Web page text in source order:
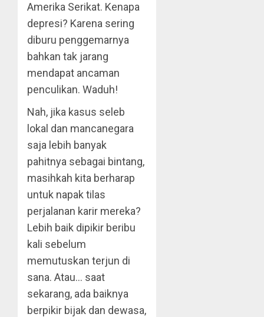
Amerika Serikat. Kenapa
depresi? Karena sering
diburu penggemarnya
bahkan tak jarang
mendapat ancaman
penculikan. Waduh!
Nah, jika kasus seleb
lokal dan mancanegara
saja lebih banyak
pahitnya sebagai bintang,
masihkah kita berharap
untuk napak tilas
perjalanan karir mereka?
Lebih baik dipikir beribu
kali sebelum
memutuskan terjun di
sana. Atau… saat
sekarang, ada baiknya
berpikir bijak dan dewasa,